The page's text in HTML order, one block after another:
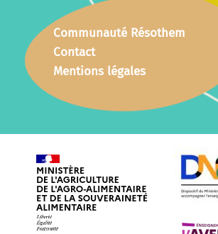
Communauté Résothem
Contact
Mentions légales